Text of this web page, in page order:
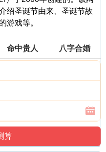
绍圣诞节由来、圣诞节故
游戏等。
命中贵人 八字合婚